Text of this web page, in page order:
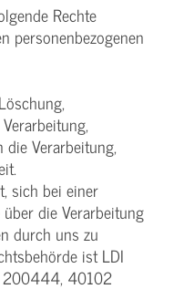
Rechte
personenbezogenen
Verarbeitung,
sich bei einer
die Verarbeitung
durch uns zu
ist LDI
200444, 40102